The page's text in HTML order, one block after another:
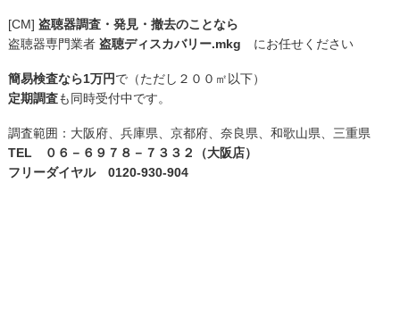
[CM] 盗聴器調査・発見・撤去のことなら
盗聴器専門業者盗聴ディスカバリー.mkg にお任せください
簡易検査なら1万円で（ただし２００㎡以下）
定期調査も同時受付中です。
調査範囲：大阪府、兵庫県、京都府、奈良県、和歌山県、三重県
TEL ０６－６９７８－７３３２（大阪店）
フリーダイヤル 0120-930-904